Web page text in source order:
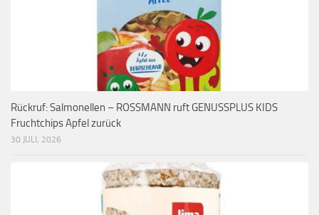
Rückruf: Salmonellen – ROSSMANN ruft GENUSSPLUS KIDS
Fruchtchips Apfel zurück
30 JULI, 2026